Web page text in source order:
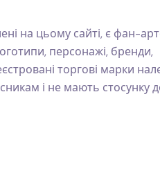
на цьому сайті, є фан-
персонажі, бренди,
торгові марки
і не мають стосунку